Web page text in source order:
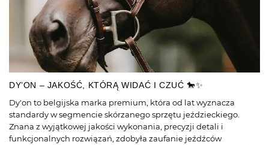
DY’ON – JAKOŚĆ, KTÓRĄ WIDAĆ I CZUĆ 🐎✨
Dy'on to belgijska marka premium, która od lat wyznacza
standardy w segmencie skórzanego sprzętu jeździeckiego.
Znana z wyjątkowej jakości wykonania, precyzji detali i
funkcjonalnych rozwiązań, zdobyła zaufanie jeźdźców